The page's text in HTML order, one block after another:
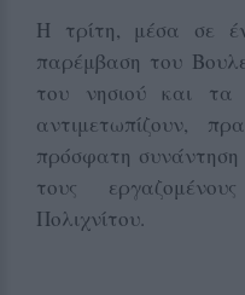
Η τρίτη, μέσα σε
παρέμβαση του
του νησιού και
αντιμετωπίζουν,
πρόσφατη συνάντηση
τους
Πολιχνίτου.